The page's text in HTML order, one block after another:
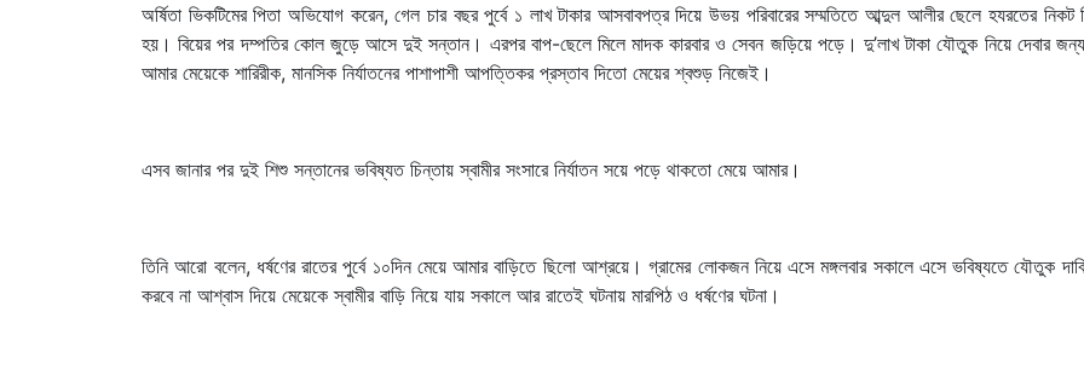
অর্ষিতা ভিকটিমের পিতা অভিযোগ করেন, গেল চার বছর পুর্বে ১ লাখ টাকার আসবাবপত্র দিয়ে উভয় পরিবারের সম্মতিতে আব্দুল আলীর ছেলে হযরতের নিকট
হয়। বিয়ের পর দম্পতির কোল জুড়ে আসে দুই সন্তান। এরপর বাপ-ছেলে মিলে মাদক কারবার ও সেবন জড়িয়ে পড়ে। দু’লাখ টাকা যৌতুক নিয়ে দেবার
আমার মেয়েকে শারিরীক, মানসিক নির্যাতনের পাশাপাশী আপত্তিকর প্রস্তাব দিতো মেয়ের শ্বশুড় নিজেই।
এসব জানার পর দুই শিশু সন্তানের ভবিষ্যত চিন্তায় স্বামীর সংসারে নির্যাতন সয়ে পড়ে থাকতো মেয়ে আমার।
তিনি আরো বলেন, ধর্ষণের রাতের পুর্বে ১০দিন মেয়ে আমার বাড়িতে ছিলো আশ্রয়ে। গ্রামের লোকজন নিয়ে এসে মঙ্গলবার সকালে এসে ভবিষ্যতে যৌতুক দাবি,
করবে না আশ্বাস দিয়ে মেয়েকে স্বামীর বাড়ি নিয়ে যায় সকালে আর রাতেই ঘটনায় মারপিঠ ও ধর্ষণের ঘটনা।